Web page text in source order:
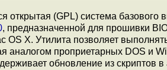
открытая (GPL) система базового
, предназначенной для прошивки
X. Утилита позволяет
аналогом проприетарных DOS и
обновление из скриптов